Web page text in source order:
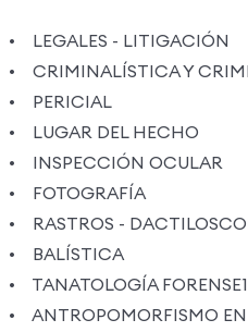
• LEGALES - LITIGACIÓN
• CRIMINALÍSTICA Y
• PERICIAL
• LUGAR DEL HECHO
• INSPECCIÓN OCULAR
• FOTOGRAFÍA
• RASTROS -
• BALÍSTICA
• TANATOLOGÍA
• ANTROPOMORFISMO EN